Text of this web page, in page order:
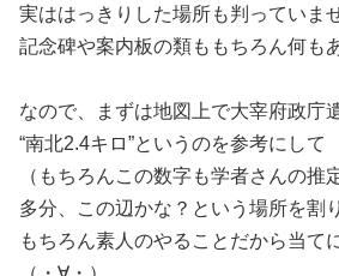
実ははっきりした場所も判っていま
記念碑や案内板の類ももちろん何も
なので、まずは地図上で大宰府政庁
“南北2.4キロ”というのを参考にして
（もちろんこの数字も学者さんの推
多分、この辺かな？という場所を割
もちろん素人のやることだから当て